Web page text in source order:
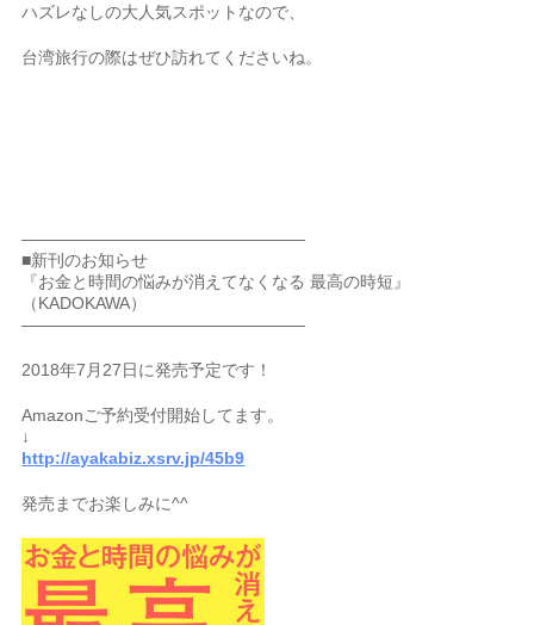
ハズレなしの大人気スポットなので、
台湾旅行の際はぜひ訪れてくださいね。
—————————————————
■新刊のお知らせ
『お金と時間の悩みが消えてなくなる 最高の時短』
（KADOKAWA）
—————————————————
2018年7月27日に発売予定です！
Amazonご予約受付開始してます。
↓
http://ayakabiz.xsrv.jp/45b9
発売までお楽しみに^^